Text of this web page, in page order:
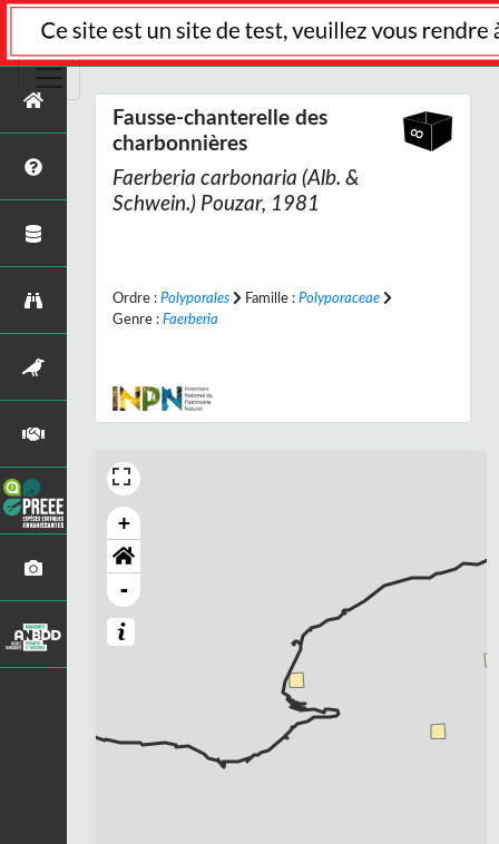
Fausse-chanterelle des
charbonnières
Faerberia carbonaria (Alb. &
Schwein.) Pouzar, 1981
Ordre : Polyporales Famille : Polyporaceae
Genre : Faerberia
+
-